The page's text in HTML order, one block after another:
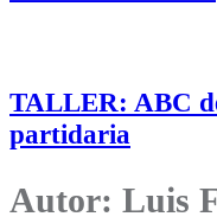
TALLER: ABC
partidaria
Autor: Luis